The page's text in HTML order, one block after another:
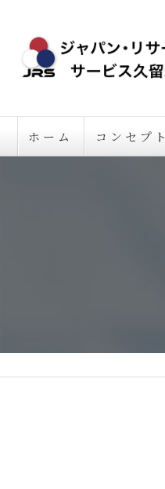
ホーム コンセプト